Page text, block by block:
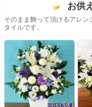
お供
そのまま飾って頂けるアレ
タイルです。